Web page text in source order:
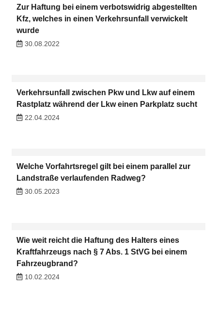
Zur Haftung bei einem verbotswidrig abgestellten
Kfz, welches in einen Verkehrsunfall verwickelt
wurde
30.08.2022
Verkehrsunfall zwischen Pkw und Lkw auf einem
Rastplatz während der Lkw einen Parkplatz sucht
22.04.2024
Welche Vorfahrtsregel gilt bei einem parallel zur
Landstraße verlaufenden Radweg?
30.05.2023
Wie weit reicht die Haftung des Halters eines
Kraftfahrzeugs nach § 7 Abs. 1 StVG bei einem
Fahrzeugbrand?
10.02.2024